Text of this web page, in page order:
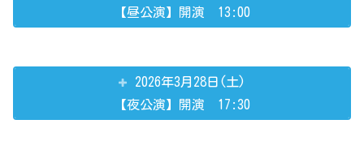
【昼公演】開演 13:00
2026年3月28日(土)
【夜公演】開演 17:30